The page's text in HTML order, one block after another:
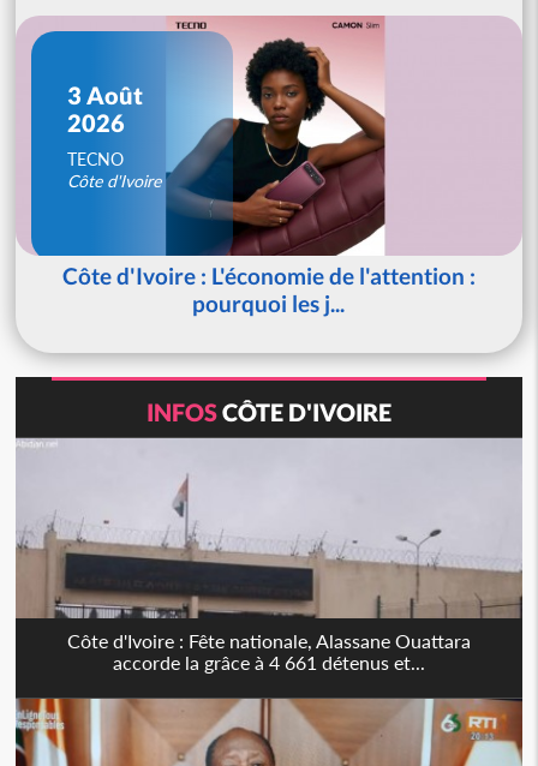
3 Août
2026
TECNO
Côte d'Ivoire
Côte d'Ivoire : L'économie de l'attention :
pourquoi les j...
INFOSCÔTE D'IVOIRE
Côte d'Ivoire : Fête nationale, Alassane Ouattara
accorde la grâce à 4 661 détenus et...